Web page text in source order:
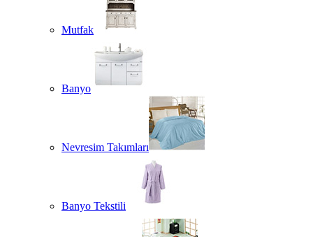
Mutfak
Banyo
Nevresim Takımları
Banyo Tekstili